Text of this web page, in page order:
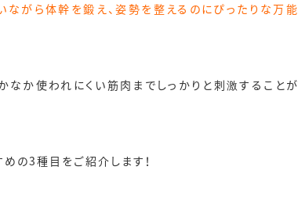
ながら体幹を鍛え、姿勢を整えるのにぴったりな万能
なか使われにくい筋肉までしっかりと刺激することが
の3種目をご紹介します！